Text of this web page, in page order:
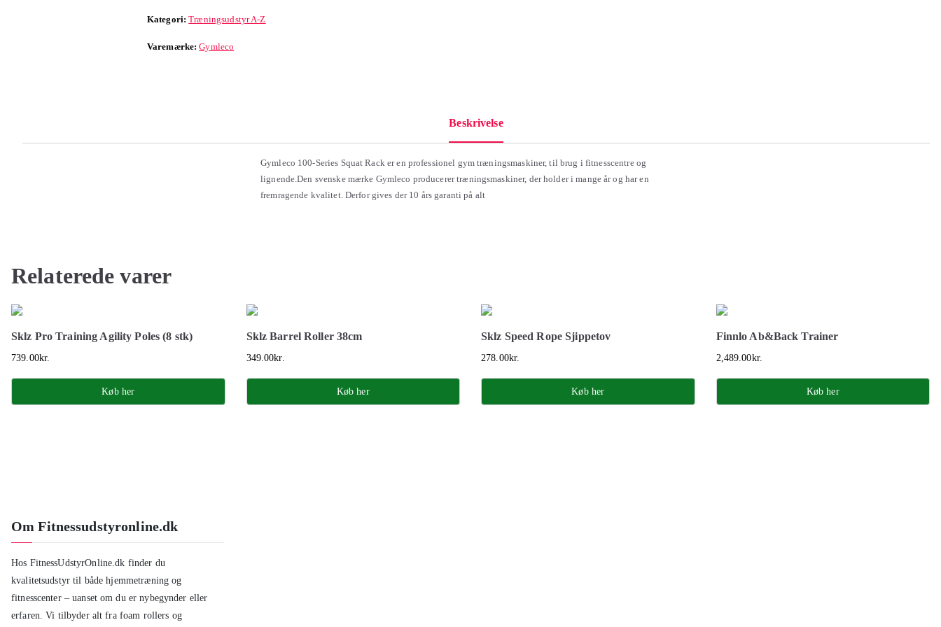
Kategori:Træningsudstyr A-Z
Varemærke:Gymleco
Beskrivelse
Gymleco 100-Series Squat Rack er en professionel gym træningsmaskiner, til brug i fitnesscentre og
lignende.Den svenske mærke Gymleco producerer træningsmaskiner, der holder i mange år og har en
fremragende kvalitet. Derfor gives der 10 års garanti på alt
Relaterede varer
Sklz Pro Training Agility Poles (8 stk)
739.00kr.
Køb her
Sklz Barrel Roller 38cm
349.00kr.
Køb her
Sklz Speed Rope Sjippetov
278.00kr.
Køb her
Finnlo Ab&Back Trainer
2,489.00kr.
Køb her
Om Fitnessudstyronline.dk
Hos FitnessUdstyrOnline.dk finder du
kvalitetsudstyr til både hjemmetræning og
fitnesscenter – uanset om du er nybegynder eller
erfaren. Vi tilbyder alt fra foam rollers og